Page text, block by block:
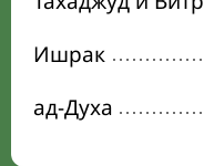
Ишрак
ад-Духа